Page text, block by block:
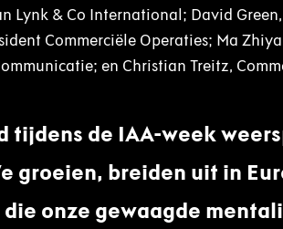
Lynk & Co International; David
Commerciële Operaties; Ma
en Christian Treitz,
tijdens de IAA-week
groeien, breiden uit in
onze gewaagde